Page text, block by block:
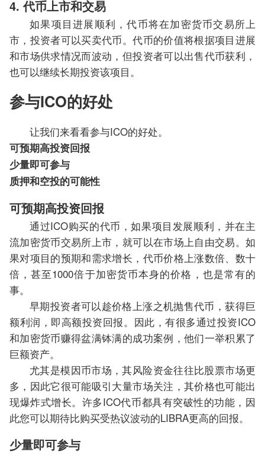
4. 代币上市和交易
如果项目进展顺利，代币将在加密货币交易所上
市，投资者可以买卖代币。代币的价值将根据项目进展
和市场供求情况而波动，但投资者可以出售代币获利，
也可以继续长期投资该项目。
参与ICO的好处
让我们来看看参与ICO的好处。
可预期高投资回报
少量即可参与
质押和空投的可能性
可预期高投资回报
通过ICO购买的代币，如果项目发展顺利，并在主
流加密货币交易所上市，就可以在市场上自由交易。如
果对项目的预期和需求增长，代币价格上涨数倍、数十
倍，甚至1000倍于加密货币本身的价格，也是常有的
事。
早期投资者可以趁价格上涨之机抛售代币，获得巨
额利润，即高额投资回报。因此，有很多通过投资ICO
和加密货币赚得盆满钵满的成功案例，他们一举积累了
巨额资产。
尤其是模因币市场，其风险资金往往比股票市场更
多，因此它很可能吸引大量市场关注，其价格也可能出
现爆炸式增长。许多ICO代币都具有突破性的功能，因
此您可以期待比购买受热议波动的LIBRA更高的回报。
少量即可参与